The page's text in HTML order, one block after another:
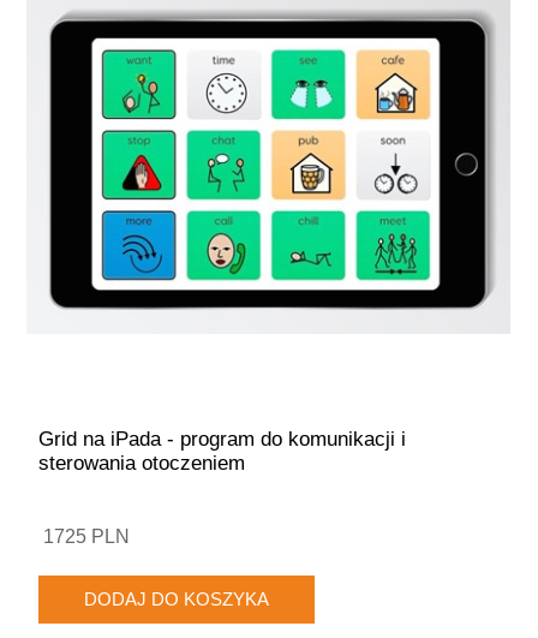
Grid na iPada - program do komunikacji i
sterowania otoczeniem
1725 PLN